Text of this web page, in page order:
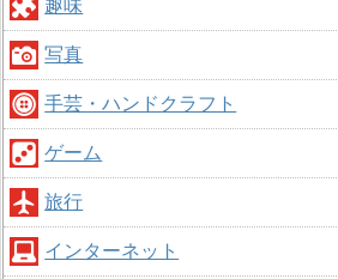
趣味
写真
手芸・ハンドクラフト
ゲーム
旅行
インターネット